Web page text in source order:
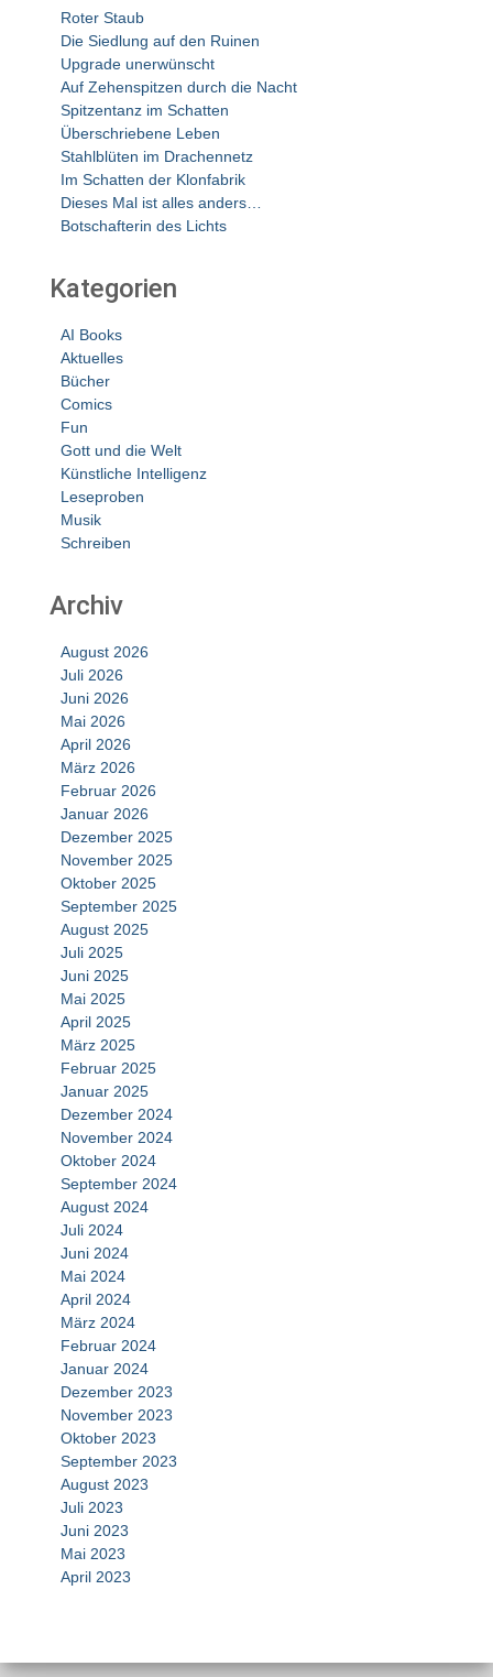
Roter Staub
Die Siedlung auf den Ruinen
Upgrade unerwünscht
Auf Zehenspitzen durch die Nacht
Spitzentanz im Schatten
Überschriebene Leben
Stahlblüten im Drachennetz
Im Schatten der Klonfabrik
Dieses Mal ist alles anders…
Botschafterin des Lichts
Kategorien
AI Books
Aktuelles
Bücher
Comics
Fun
Gott und die Welt
Künstliche Intelligenz
Leseproben
Musik
Schreiben
Archiv
August 2026
Juli 2026
Juni 2026
Mai 2026
April 2026
März 2026
Februar 2026
Januar 2026
Dezember 2025
November 2025
Oktober 2025
September 2025
August 2025
Juli 2025
Juni 2025
Mai 2025
April 2025
März 2025
Februar 2025
Januar 2025
Dezember 2024
November 2024
Oktober 2024
September 2024
August 2024
Juli 2024
Juni 2024
Mai 2024
April 2024
März 2024
Februar 2024
Januar 2024
Dezember 2023
November 2023
Oktober 2023
September 2023
August 2023
Juli 2023
Juni 2023
Mai 2023
April 2023